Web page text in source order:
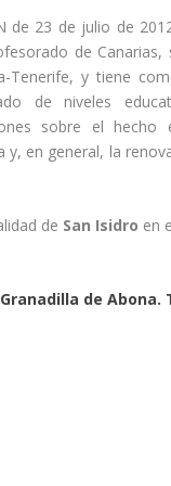
de 23 de julio de
de Canarias,
Tenerife, y tiene
de niveles
sobre el hecho
en general, la
de San Isidro en
de